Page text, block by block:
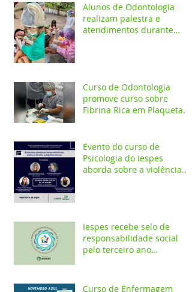
Alunos de Odontologia
realizam palestra e
atendimentos durante
Curso de Odontologia
promove curso sobre
Fibrina Rica em Plaquetas
Evento do curso de
Psicologia do Iespes
aborda sobre a violência
Iespes recebe selo de
responsabilidade social
pelo terceiro ano
Curso de Enfermagem